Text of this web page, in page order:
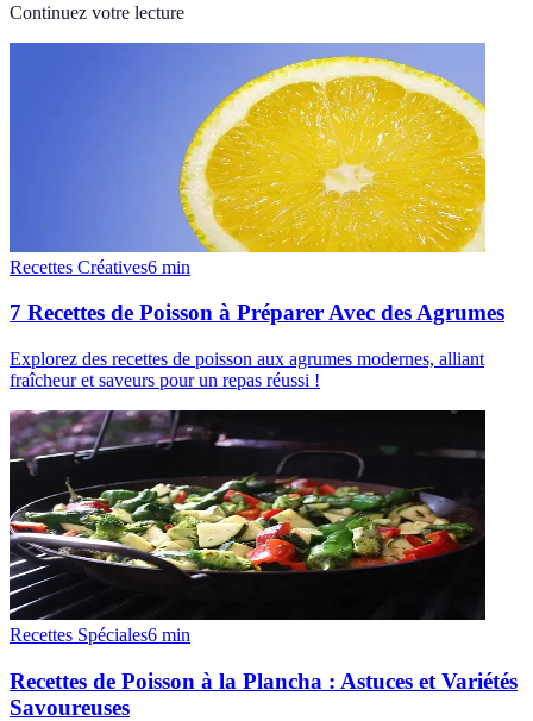
Continuez votre lecture
Recettes Créatives6 min
7 Recettes de Poisson à Préparer Avec des Agrumes
Explorez des recettes de poisson aux agrumes modernes, alliant
fraîcheur et saveurs pour un repas réussi !
Recettes Spéciales6 min
Recettes de Poisson à la Plancha : Astuces et Variétés
Savoureuses